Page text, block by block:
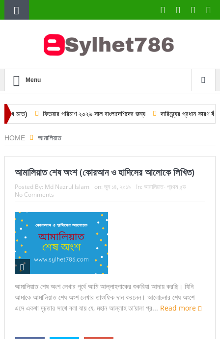
Menu
ফিতরার পরিমাণ ২০২৬ সাল বাংলাদেশিদের জন্য দারিদ্র্যের প্রধান কারণ কী কী?
HOME আমালিয়াত
আমালিয়াত শেষ অংশ (কোরআন ও হাদিসের আলোকে লিখিত)
Posted By: Md Nazrul Islam on: জুন ১৪, ২০১৯ In: আমালিয়াত- প্রথম খন্ড
No Comments
আমালিয়াত শেষ অংশ লেখার পূর্বে আমি আল্লাহপাকের শুকরিয়া আদায় করছি। যিনি
আমাকে আমালিয়াত শেষ অংশ লেখার তাওফিক দান করলেন। আলোচনার শেষ অংশে
এসে একথা দৃঢ়তার সাথে বলা যায় যে, মহান আল্লাহ তা’য়ালা প্র... Read more